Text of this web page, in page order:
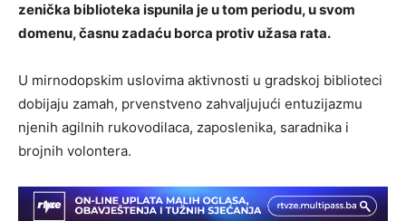
zenička biblioteka ispunila je u tom periodu, u svom
domenu, časnu zadaću borca protiv užasa rata.
U mirnodopskim uslovima aktivnosti u gradskoj biblioteci
dobijaju zamah, prvenstveno zahvaljujući entuzijazmu
njenih agilnih rukovodilaca, zaposlenika, saradnika i
brojnih volontera.